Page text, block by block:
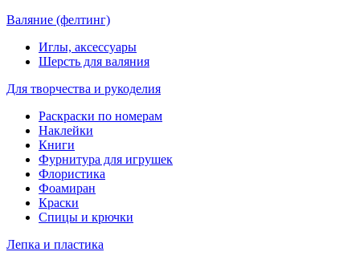
Валяние (фелтинг)
Иглы, аксессуары
Шерсть для валяния
Для творчества и рукоделия
Раскраски по номерам
Наклейки
Книги
Фурнитура для игрушек
Флористика
Фоамиран
Краски
Спицы и крючки
Лепка и пластика